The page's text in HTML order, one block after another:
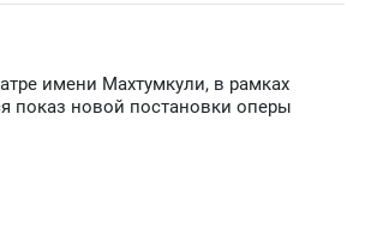
имени Махтумкули, в рамках
показ новой постановки оперы